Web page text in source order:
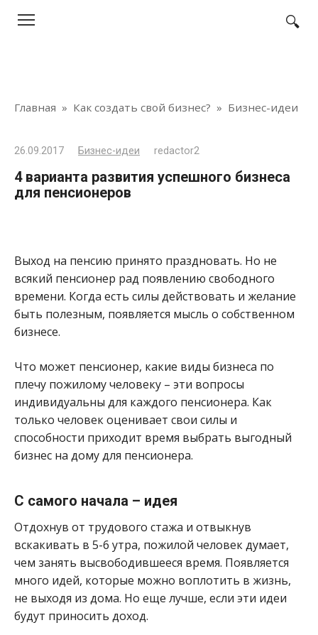
Главная » Как создать свой бизнес? » Бизнес-идеи
26.09.2017 Бизнес-идеи redactor2
4 варианта развития успешного бизнеса
для пенсионеров
Выход на пенсию принято праздновать. Но не
всякий пенсионер рад появлению свободного
времени. Когда есть силы действовать и желание
быть полезным, появляется мысль о собственном
бизнесе.
Что может пенсионер, какие виды бизнеса по
плечу пожилому человеку – эти вопросы
индивидуальны для каждого пенсионера. Как
только человек оценивает свои силы и
способности приходит время выбрать выгодный
бизнес на дому для пенсионера.
С самого начала – идея
Отдохнув от трудового стажа и отвыкнув
вскакивать в 5-6 утра, пожилой человек думает,
чем занять высвободившееся время. Появляется
много идей, которые можно воплотить в жизнь,
не выходя из дома. Но еще лучше, если эти идеи
будут приносить доход.